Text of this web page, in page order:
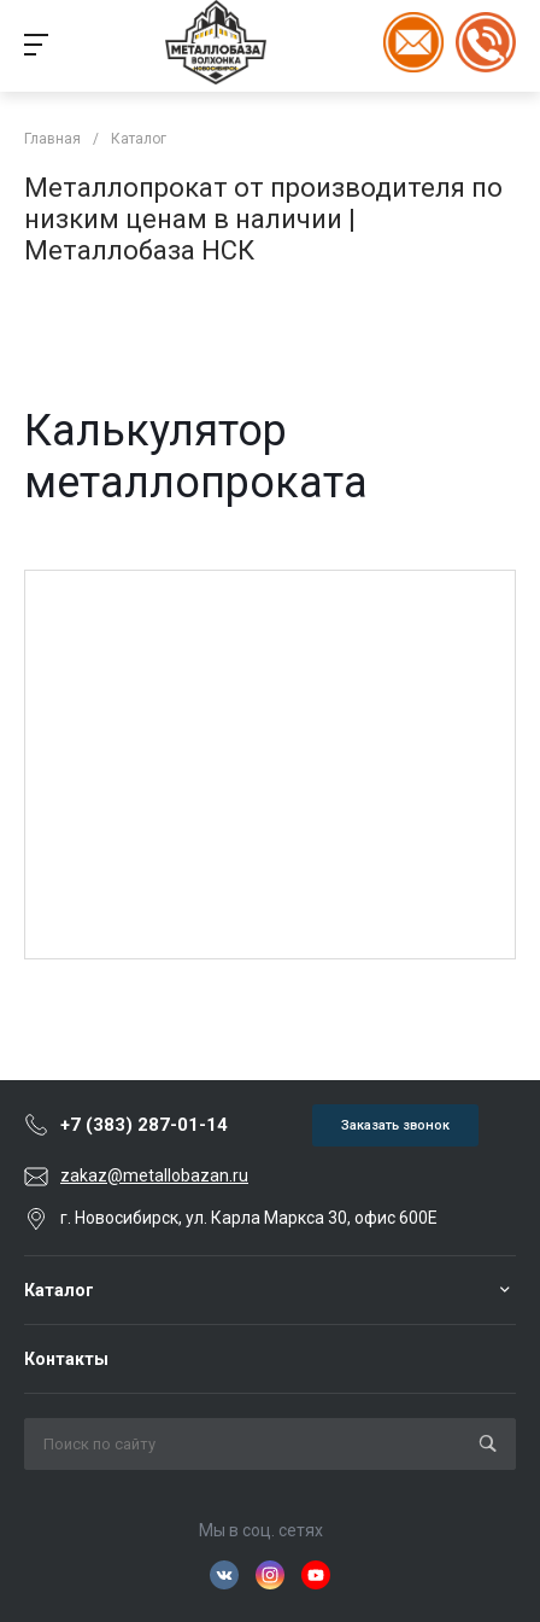
Главная / Каталог
Металлопрокат от производителя по
низким ценам в наличии |
Металлобаза НСК
Калькулятор
металлопроката
+7 (383) 287-01-14 Заказать звонок
zakaz@metallobazan.ru
г. Новосибирск, ул. Карла Маркса 30, офис 600Е
Каталог
Контакты
Мы в соц. сетях